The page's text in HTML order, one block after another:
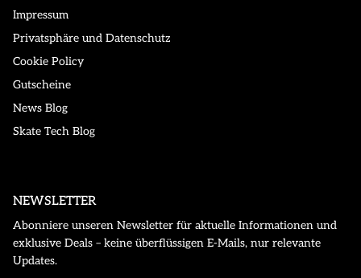
Impressum
Privatsphäre und Datenschutz
Cookie Policy
Gutscheine
News Blog
Skate Tech Blog
NEWSLETTER
Abonniere unseren Newsletter für aktuelle Informationen und
exklusive Deals – keine überflüssigen E-Mails, nur relevante
Updates.